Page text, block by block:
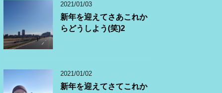
2021/01/03
新年を迎えてさあこれか
らどうしよう(笑)2
2021/01/02
新年を迎えてさてこれか